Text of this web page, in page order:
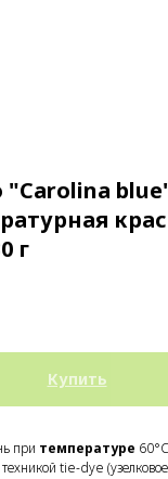
"Carolina
г
Купить
при температуре
tie-dye